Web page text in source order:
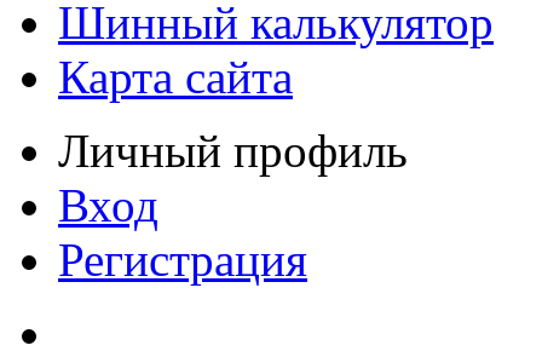
Шинный калькулятор
Карта сайта
Личный профиль
Вход
Регистрация